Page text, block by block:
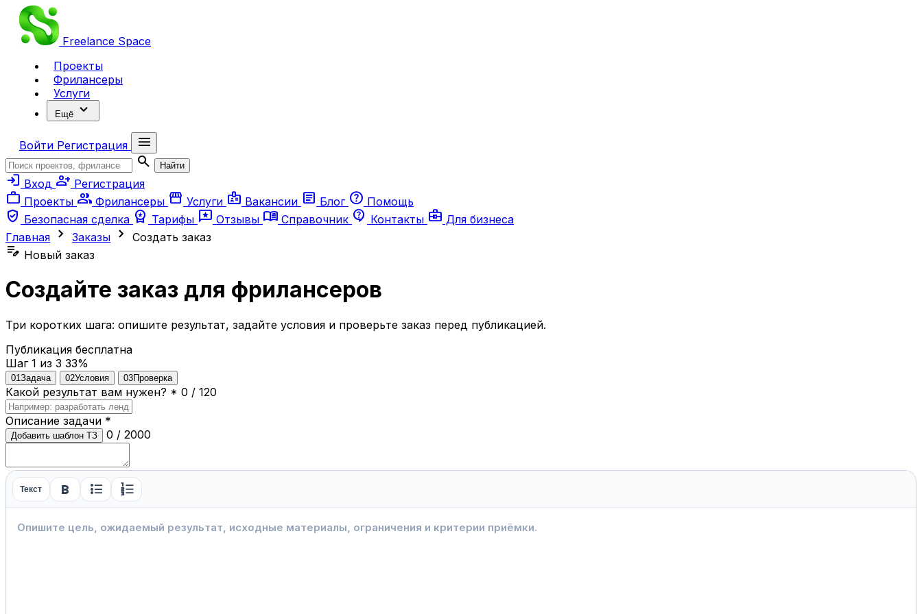
Freelance Space
Проекты
Фрилансеры
Услуги
Ещё expand_more
Войти Регистрация
menu
search
Найти
login Вход person_add Регистрация
work Проекты group Фрилансеры storefront Услуги badge Вакансии article Блог help Помощь
verified_user Безопасная сделка workspace_premium Тарифы reviews Отзывы menu_book Справочник contact_support Контакты business_center Для бизнеса
Главная chevron_right Заказы chevron_right Создать заказ
edit_note Новый заказ
Создайте заказ для фрилансеров
Три коротких шага: опишите результат, задайте условия и проверьте заказ перед публикацией.
Публикация бесплатна
Шаг 1 из 3 33%
01 Задача 02Условия 03Проверка
Какой результат вам нужен? * 0 / 120
Описание задачи *
Добавить шаблон ТЗ 0 / 2000
Текст format_bold format_list_bulleted format_list_numbered